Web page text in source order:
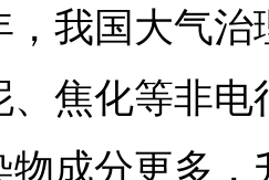
，我国大气
、焦化等非电
物成分更多，